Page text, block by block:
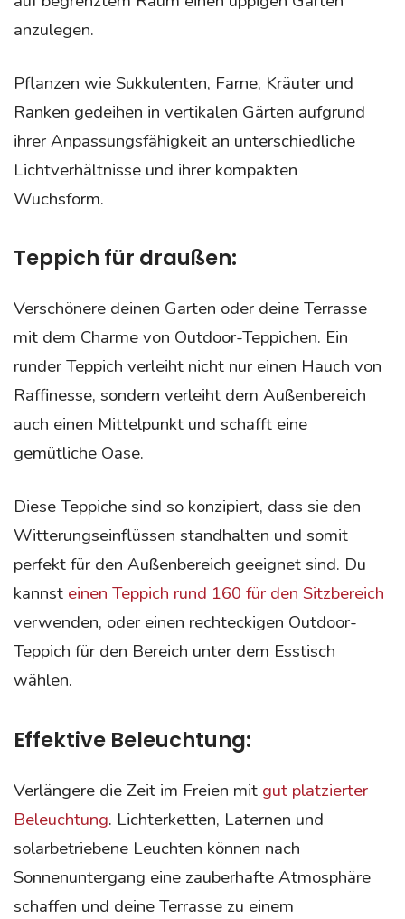
anzulegen.
Pflanzen wie Sukkulenten, Farne, Kräuter und
Ranken gedeihen in vertikalen Gärten aufgrund
ihrer Anpassungsfähigkeit an unterschiedliche
Lichtverhältnisse und ihrer kompakten
Wuchsform.
Teppich für draußen:
Verschönere deinen Garten oder deine Terrasse
mit dem Charme von Outdoor-Teppichen. Ein
runder Teppich verleiht nicht nur einen Hauch von
Raffinesse, sondern verleiht dem Außenbereich
auch einen Mittelpunkt und schafft eine
gemütliche Oase.
Diese Teppiche sind so konzipiert, dass sie den
Witterungseinflüssen standhalten und somit
perfekt für den Außenbereich geeignet sind. Du
kannst einen Teppich rund 160 für den Sitzbereich
verwenden, oder einen rechteckigen Outdoor-
Teppich für den Bereich unter dem Esstisch
wählen.
Effektive Beleuchtung:
Verlängere die Zeit im Freien mit gut platzierter
Beleuchtung. Lichterketten, Laternen und
solarbetriebene Leuchten können nach
Sonnenuntergang eine zauberhafte Atmosphäre
schaffen und deine Terrasse zu einem